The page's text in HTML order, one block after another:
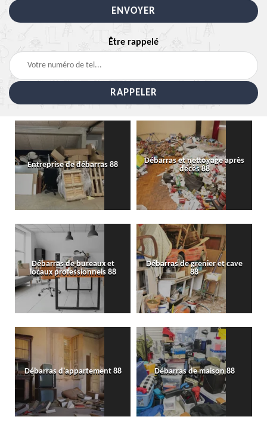
Être rappelé
Entreprise de débarras 88
Débarras et nettoyage après
décès 88
Débarras de bureaux et
locaux professionnels 88
Débarras de grenier et cave
88
Débarras d'appartement 88 Débarras de maison 88